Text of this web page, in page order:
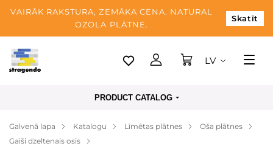
VAIRĀK RAKSTURA, ZEMĀKA CENA. NATURAL
OZOLA PLĀTNE.
Skatīt
Tallina
Apmaksa
LV
PRODUCT CATALOG
Galvenā lapa Katalogu Līmētas plātnes
Oša plātnes
Gaiši dzeltenais osis